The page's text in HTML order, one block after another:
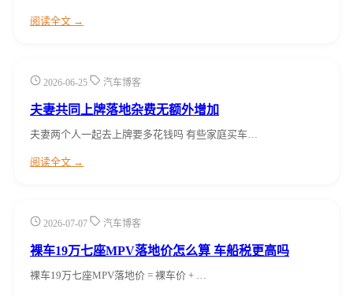
阅读全文 →
2026-06-25 汽车博客
夫妻共同上牌落地杂费无额外增加
夫妻两个人一起去上牌要多花钱吗 有些家庭买车…
阅读全文 →
2026-07-07 汽车博客
裸车19万七座MPV落地价怎么算 车船税更高吗
裸车19万七座MPV落地价 = 裸车价 + …